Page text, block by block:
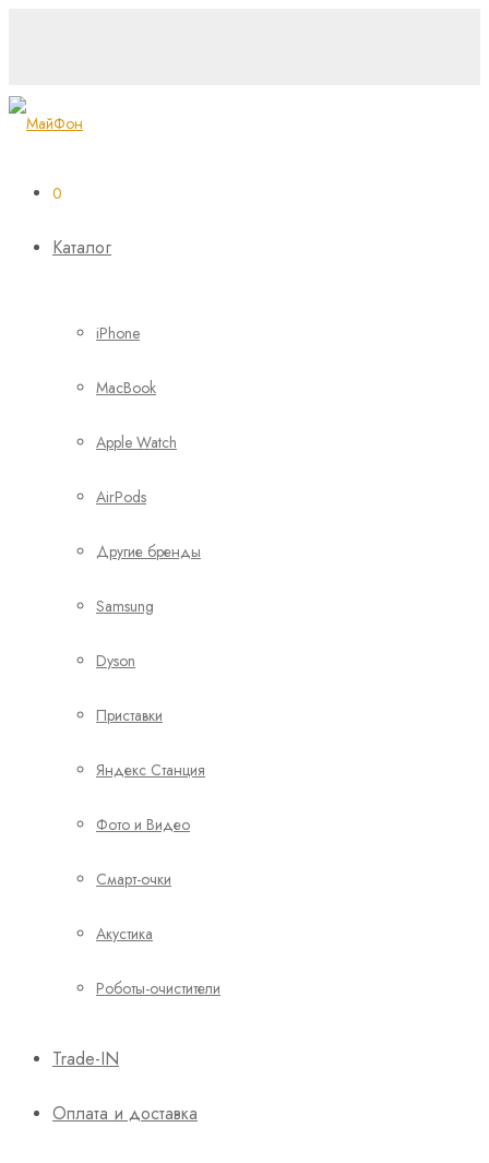
0
Каталог
iPhone
MacBook
Apple Watch
AirPods
Другие бренды
Samsung
Dyson
Приставки
Яндекс Станция
Фото и Видео
Смарт-очки
Акустика
Роботы-очистители
Trade-IN
Оплата и доставка